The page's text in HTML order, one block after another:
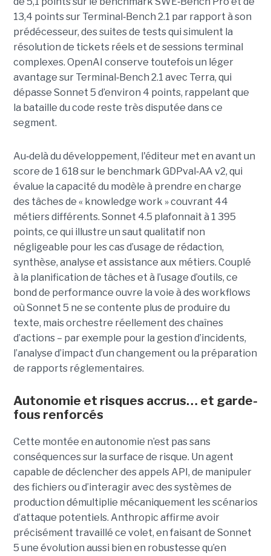
13,4 points sur Terminal‑Bench 2.1 par rapport à son
prédécesseur, des suites de tests qui simulent la
résolution de tickets réels et de sessions terminal
complexes. OpenAI conserve toutefois un léger
avantage sur Terminal‑Bench 2.1 avec Terra, qui
dépasse Sonnet 5 d’environ 4 points, rappelant que
la bataille du code reste très disputée dans ce
segment.
Au‑delà du développement, l'éditeur met en avant un
score de 1 618 sur le benchmark GDPval‑AA v2, qui
évalue la capacité du modèle à prendre en charge
des tâches de « knowledge work » couvrant 44
métiers différents. Sonnet 4.5 plafonnait à 1 395
points, ce qui illustre un saut qualitatif non
négligeable pour les cas d’usage de rédaction,
synthèse, analyse et assistance aux métiers. Couplé
à la planification de tâches et à l’usage d’outils, ce
bond de performance ouvre la voie à des workflows
où Sonnet 5 ne se contente plus de produire du
texte, mais orchestre réellement des chaînes
d’actions – par exemple pour la gestion d’incidents,
l’analyse d’impact d’un changement ou la préparation
de rapports réglementaires.
Autonomie et risques accrus… et garde-
fous renforcés
Cette montée en autonomie n’est pas sans
conséquences sur la surface de risque. Un agent
capable de déclencher des appels API, de manipuler
des fichiers ou d’interagir avec des systèmes de
production démultiplie mécaniquement les scénarios
d’attaque potentiels. Anthropic affirme avoir
précisément travaillé ce volet, en faisant de Sonnet
5 une évolution aussi bien en robustesse qu’en